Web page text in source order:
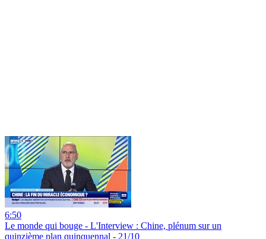
6:50
Le monde qui bouge - L'Interview : Chine, plénum sur un
quinzième plan quinquennal - 21/10